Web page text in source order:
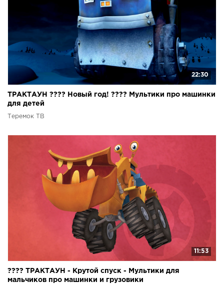
22:30
ТРАКТАУН ???? Новый год! ???? Мультики про машинки
для детей
Теремок ТВ
11:53
???? ТРАКТАУН - Крутой спуск - Мультики для
мальчиков про машинки и грузовики